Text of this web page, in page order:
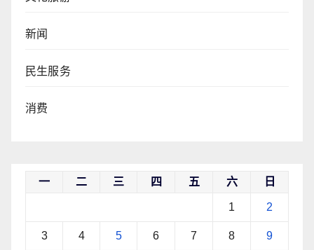
新闻
民生服务
消费
一 二 三 四 五 六 日
1 2
3 4 5 6 7 8 9